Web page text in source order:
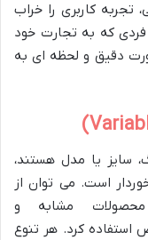
تجربه کاربری را خراب
که به تجارت خود
دقیق و لحظه ای به
سایز یا مدل هستند،
است. می توان از
مشابه و
استفاده کرد. هر تنوع